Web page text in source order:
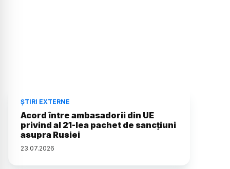
ȘTIRI EXTERNE
Acord între ambasadorii din UE
privind al 21-lea pachet de sancțiuni
asupra Rusiei
23.07.2026